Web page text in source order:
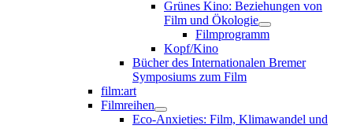
Grünes Kino: Beziehungen von
Film und Ökologie
Filmprogramm
Kopf/Kino
Bücher des Internationalen Bremer
Symposiums zum Film
film:art
Filmreihen
Eco-Anxieties: Film, Klimawandel und